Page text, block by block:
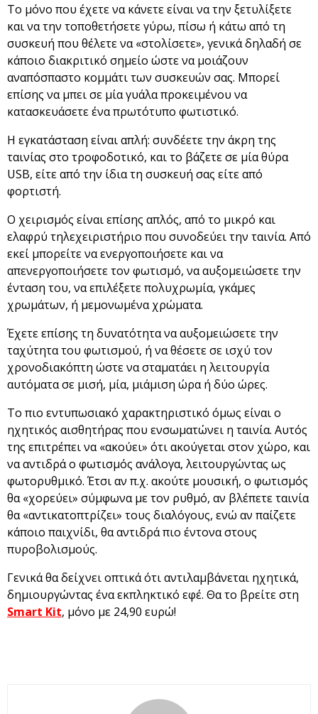
Το μόνο που έχετε να κάνετε είναι να την ξετυλίξετε
και να την τοποθετήσετε γύρω, πίσω ή κάτω από τη
συσκευή που θέλετε να «στολίσετε», γενικά δηλαδή σε
κάποιο διακριτικό σημείο ώστε να μοιάζουν
αναπόσπαστο κομμάτι των συσκευών σας. Μπορεί
επίσης να μπει σε μία γυάλα προκειμένου να
κατασκευάσετε ένα πρωτότυπο φωτιστικό.
Η εγκατάσταση είναι απλή: συνδέετε την άκρη της
ταινίας στο τροφοδοτικό, και το βάζετε σε μία θύρα
USB, είτε από την ίδια τη συσκευή σας είτε από
φορτιστή.
Ο χειρισμός είναι επίσης απλός, από το μικρό και
ελαφρύ τηλεχειριστήριο που συνοδεύει την ταινία. Από
εκεί μπορείτε να ενεργοποιήσετε και να
απενεργοποιήσετε τον φωτισμό, να αυξομειώσετε την
ένταση του, να επιλέξετε πολυχρωμία, γκάμες
χρωμάτων, ή μεμονωμένα χρώματα.
Έχετε επίσης τη δυνατότητα να αυξομειώσετε την
ταχύτητα του φωτισμού, ή να θέσετε σε ισχύ τον
χρονοδιακόπτη ώστε να σταματάει η λειτουργία
αυτόματα σε μισή, μία, μιάμιση ώρα ή δύο ώρες.
Το πιο εντυπωσιακό χαρακτηριστικό όμως είναι ο
ηχητικός αισθητήρας που ενσωματώνει η ταινία. Αυτός
της επιτρέπει να «ακούει» ότι ακούγεται στον χώρο, και
να αντιδρά ο φωτισμός ανάλογα, λειτουργώντας ως
φωτορυθμικό. Έτσι αν π.χ. ακούτε μουσική, ο φωτισμός
θα «χορεύει» σύμφωνα με τον ρυθμό, αν βλέπετε ταινία
θα «αντικατοπτρίζει» τους διαλόγους, ενώ αν παίζετε
κάποιο παιχνίδι, θα αντιδρά πιο έντονα στους
πυροβολισμούς.
Γενικά θα δείχνει οπτικά ότι αντιλαμβάνεται ηχητικά,
δημιουργώντας ένα εκπληκτικό εφέ. Θα το βρείτε στη
Smart Kit, μόνο με 24,90 ευρώ!